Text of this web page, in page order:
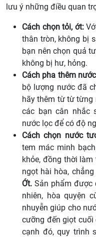
lưu ý những điều quan
Cách chọn tỏi, ớt:
thân tròn, không bị
bạn nên chọn quả
không bị hư, hỏng.
Cách pha thêm
bộ lượng nước đã
hãy thêm từ từ từng
các bạn cân nhắc
nước lọc để có độ
Cách chọn nước
tem mác minh
khỏe, đồng thời
ngọt hài hòa,
Ớt. Sản phẩm được
nhiên, hòa quyện
nhuyễn giúp cho
cưỡng đến giọt cuối
cạnh đó, quy trình